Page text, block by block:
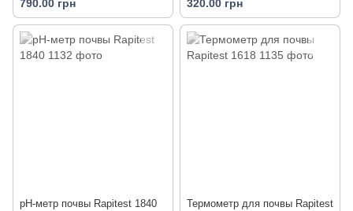
790.00 грн 320.00 грн
pH-метр почвы Rapitest 1840
Термометр для почвы Rapitest